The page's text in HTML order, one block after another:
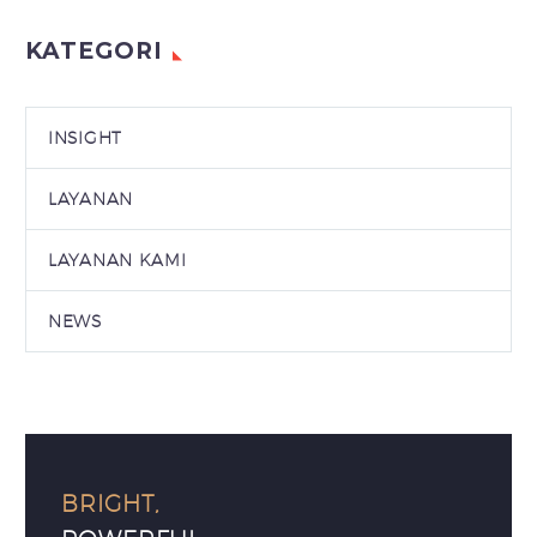
KATEGORI
INSIGHT
LAYANAN
LAYANAN KAMI
NEWS
BRIGHT,